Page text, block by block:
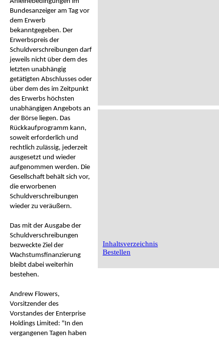
Bundesanzeiger am Tag vor
dem Erwerb
bekanntgegeben. Der
Erwerbspreis der
Schuldverschreibungen darf
jeweils nicht über dem des
letzten unabhängig
getätigten Abschlusses oder
über dem des im Zeitpunkt
des Erwerbs höchsten
unabhängigen Angebots an
der Börse liegen. Das
Rückkaufprogramm kann,
soweit erforderlich und
rechtlich zulässig, jederzeit
ausgesetzt und wieder
aufgenommen werden. Die
Gesellschaft behält sich vor,
die erworbenen
Schuldverschreibungen
wieder zu veräußern.
Das mit der Ausgabe der
Schuldverschreibungen
bezweckte Ziel der
Wachstumsfinanzierung
bleibt dabei weiterhin
bestehen.
Andrew Flowers,
Vorsitzender des
Vorstandes der Enterprise
Holdings Limited: "In den
vergangenen Tagen haben
Inhaltsverzeichnis
Bestellen